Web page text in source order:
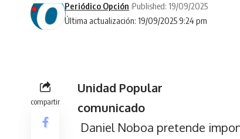
Última actualización: 19/09/2025 9:24 pm
Periódico Opción Published: 19/09/2025
compartir
Unidad Popular
comunicado
Daniel Noboa pretende